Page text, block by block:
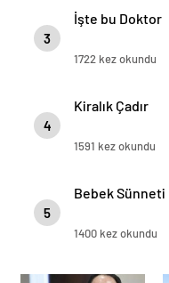
3
İşte bu Doktor
1722 kez okundu
4
Kiralık Çadır
1591 kez okundu
5
Bebek Sünneti
1400 kez okundu